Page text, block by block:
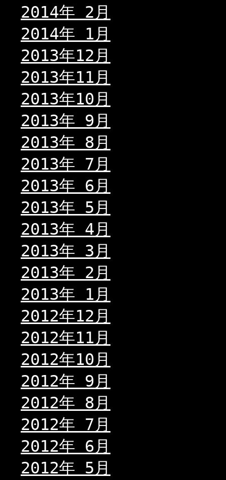
2014年 2月
2014年 1月
2013年12月
2013年11月
2013年10月
2013年 9月
2013年 8月
2013年 7月
2013年 6月
2013年 5月
2013年 4月
2013年 3月
2013年 2月
2013年 1月
2012年12月
2012年11月
2012年10月
2012年 9月
2012年 8月
2012年 7月
2012年 6月
2012年 5月